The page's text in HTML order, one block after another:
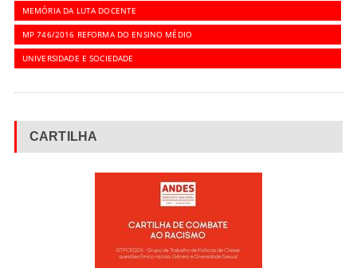
MEMÓRIA DA LUTA DOCENTE
MP 746/2016 REFORMA DO ENSINO MÉDIO
UNIVERSIDADE E SOCIEDADE
CARTILHA